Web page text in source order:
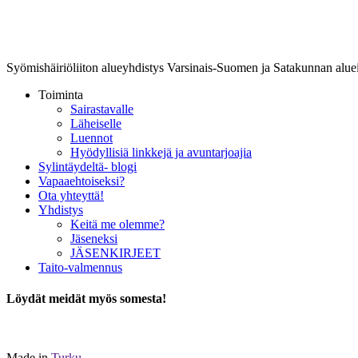
Syömishäiriöliiton alueyhdistys Varsinais-Suomen ja Satakunnan
Toiminta
Sairastavalle
Läheiselle
Luennot
Hyödyllisiä linkkejä ja avuntarjoajia
Sylintäydeltä- blogi
Vapaaehtoiseksi?
Ota yhteyttä!
Yhdistys
Keitä me olemme?
Jäseneksi
JÄSENKIRJEET
Taito-valmennus
Löydät meidät myös somesta!